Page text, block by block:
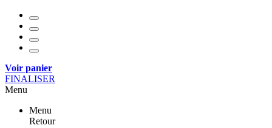
Voir panier
FINALISER
Menu
Menu
Retour